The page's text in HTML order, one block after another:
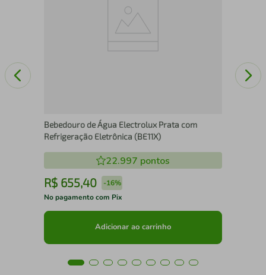
Bebedouro de Água Electrolux Prata com
Refrigeração Eletrônica (BE11X)
22.997 pontos
R$ 655,40 -16%
No pagamento com Pix
Adicionar ao carrinho